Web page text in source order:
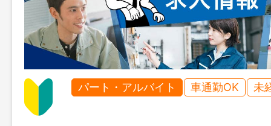
パート・アルバイト 車通勤OK 未